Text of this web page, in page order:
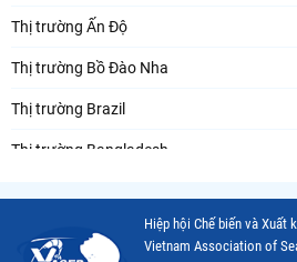
Thị trường Ấn Độ
Thị trường Bồ Đào Nha
Thị trường Brazil
Thị trường Bangladesh
Thị trường Canada
Hiệp hội Chế biến và Xuất
Vietnam Association of